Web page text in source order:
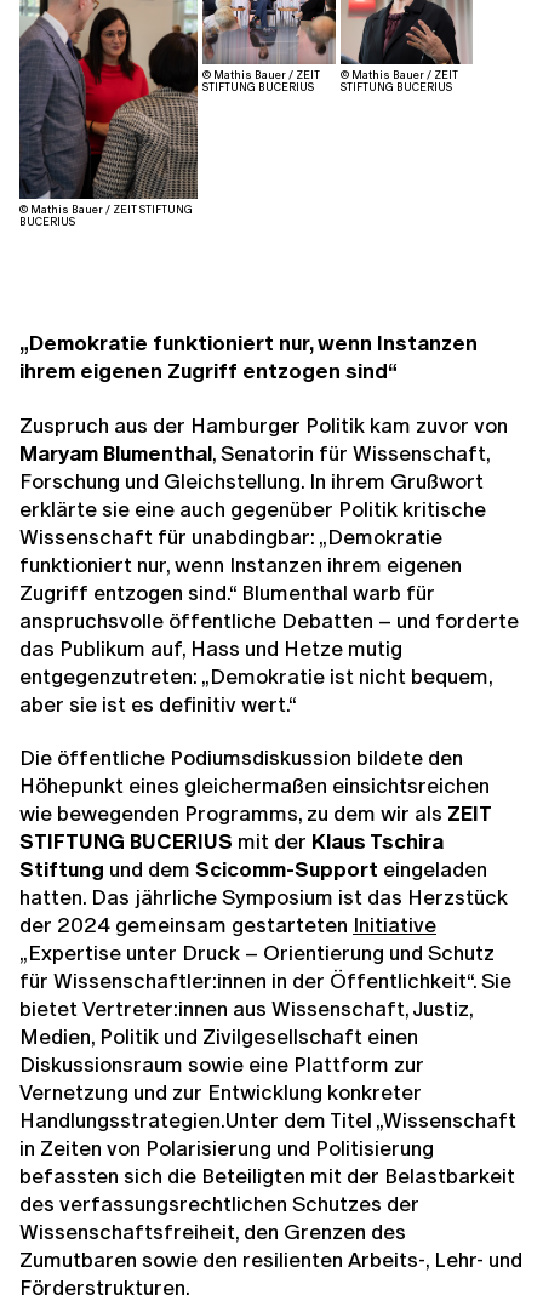
© Mathis Bauer / ZEIT STIFTUNG
BUCERIUS
© Mathis Bauer / ZEIT
STIFTUNG BUCERIUS
© Mathis Bauer / ZEIT
STIFTUNG BUCERIUS
„Demokratie funktioniert nur, wenn Instanzen
ihrem eigenen Zugriff entzogen sind“
Zuspruch aus der Hamburger Politik kam zuvor von
Maryam Blumenthal, Senatorin für Wissenschaft,
Forschung und Gleichstellung. In ihrem Grußwort
erklärte sie eine auch gegenüber Politik kritische
Wissenschaft für unabdingbar: „Demokratie
funktioniert nur, wenn Instanzen ihrem eigenen
Zugriff entzogen sind.“ Blumenthal warb für
anspruchsvolle öffentliche Debatten – und forderte
das Publikum auf, Hass und Hetze mutig
entgegenzutreten: „Demokratie ist nicht bequem,
aber sie ist es definitiv wert.“
Die öffentliche Podiumsdiskussion bildete den
Höhepunkt eines gleichermaßen einsichtsreichen
wie bewegenden Programms, zu dem wir als ZEIT
STIFTUNG BUCERIUS mit der Klaus Tschira
Stiftung und dem Scicomm-Support eingeladen
hatten. Das jährliche Symposium ist das Herzstück
der 2024 gemeinsam gestarteten Initiative
„Expertise unter Druck – Orientierung und Schutz
für Wissenschaftler:innen in der Öffentlichkeit“. Sie
bietet Vertreter:innen aus Wissenschaft, Justiz,
Medien, Politik und Zivilgesellschaft einen
Diskussionsraum sowie eine Plattform zur
Vernetzung und zur Entwicklung konkreter
Handlungsstrategien.Unter dem Titel „Wissenschaft
in Zeiten von Polarisierung und Politisierung
befassten sich die Beteiligten mit der Belastbarkeit
des verfassungsrechtlichen Schutzes der
Wissenschaftsfreiheit, den Grenzen des
Zumutbaren sowie den resilienten Arbeits-, Lehr- und
Förderstrukturen.